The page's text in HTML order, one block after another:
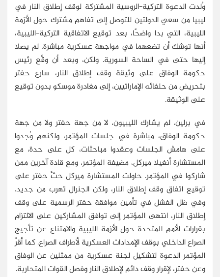
وُلدت الدعوة التركية-الروسية المشتركة لوقف إطلاق النار في
ليبيا من سعي الدولتين للتوصل إلى تفاهم مشترك حول الأزمة
الليبية، التي بدا واضحًا، بعد توقيع الاتفاقية التركية-الليبية،
أنها توشك أن تضعهما في مواجهة عسكرية مباشرة، لم يصلا
إليها حتى في الساحة السورية. ولكن، وبعد أن وقَّع رئيس
حكومة الوفاق على وثيقة وقف إطلاق النار، سارع حفتر
بتحريض من حلفائه الإماراتيين، إلى مغادرة موسكو بدون توقيع
على الوثيقة.
في برلين، لم يشارك الليبيون، لا من جهة حفتر ولا من جهة
حكومة الوفاق، مباشرة في جلسات المؤتمر، ولكنهم وُجدوا
على هامش الجلسات وعقدوا مباحثات، كل على حدة، مع
المستشارة أنغيلا ميركل، مضيفة المؤتمر، ومع قادة آخرين ممن
شاركوا في المؤتمر. حاولت المستشارة ميركل حثَّ حفتر على
توقيع اتفاق وقف إطلاق النار، ولكن الجنرال تهرب من جديد.
وفي ظل الفشل في تأمين موافقة حفتر الرسمية على وقف
إطلاق النار، انتهى المؤتمر إلى توافق المشاركين على الالتزام
بقرارات الأمم المتحدة حول الأزمة الليبية والامتناع عن تأجيج
الصراع الداخلي بوقف الإمدادات العسكرية لأطراف الصراع. كما أقرَّ
المؤتمر الدعوة لتشكيل لجنة عسكرية من ممثلين عن الوفاق
وعن حفتر، لإقرار وقف دائم لإطلاق النار وفصل القوات المتحاربة.